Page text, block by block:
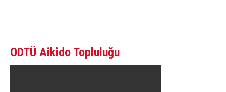
ODTÜ Aikido Topluluğu